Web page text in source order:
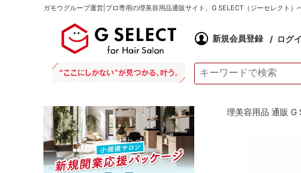
ガモウグループ運営|プロ専用の理美容用品通販サイト、G SELECT（ジーセレクト
新規会員登録 ログ
理美容用品 通販 G